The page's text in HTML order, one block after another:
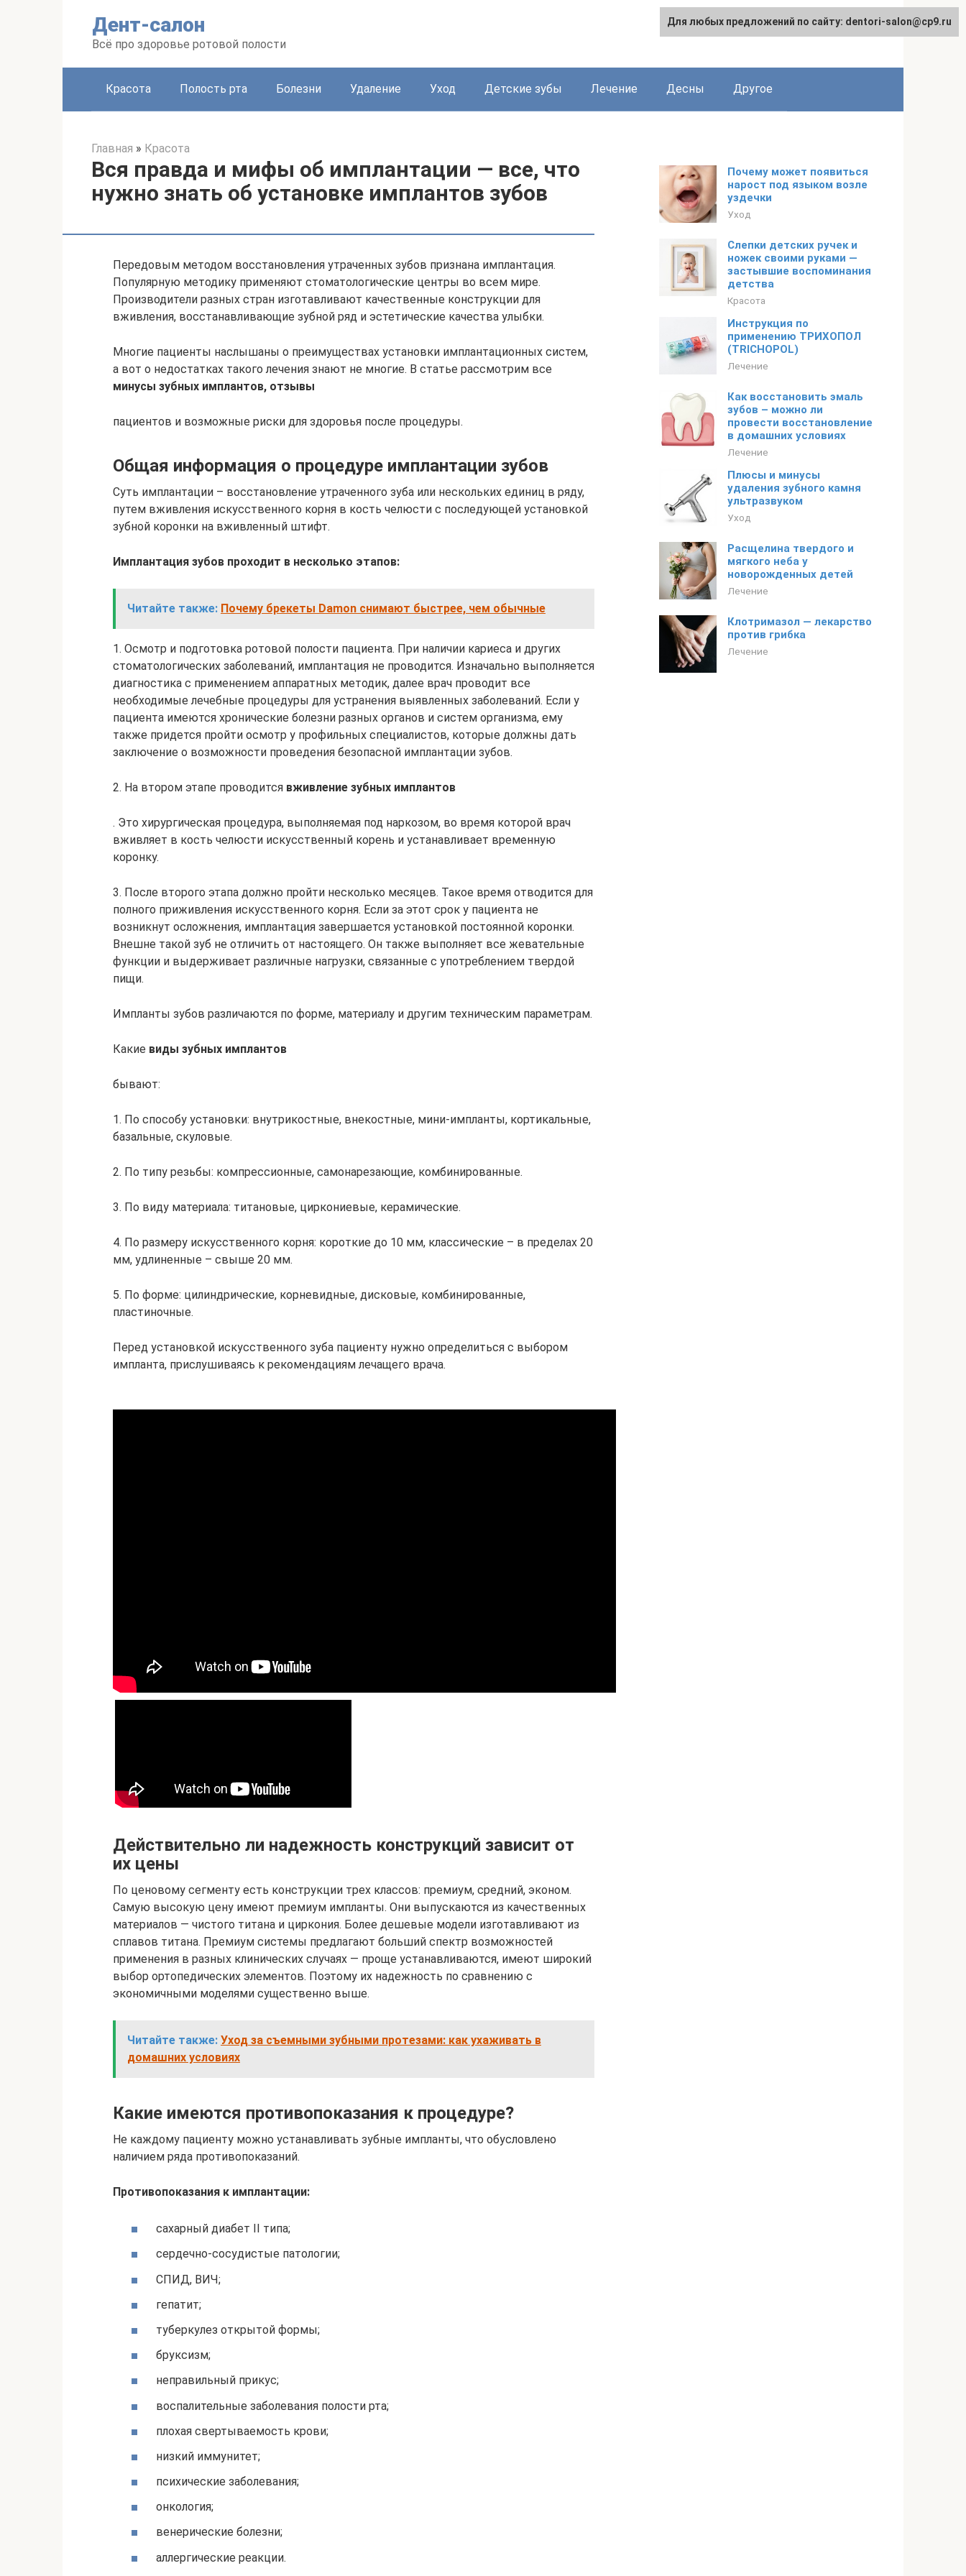
Дент-салон
Всё про здоровье ротовой полости
Красота Полость рта Болезни Удаление Уход Детские зубы Лечение Десны Другое
Главная » Красота
Вся правда и мифы об имплантации — все, что
нужно знать об установке имплантов зубов
Передовым методом восстановления утраченных зубов признана имплантация.
Популярную методику применяют стоматологические центры во всем мире.
Производители разных стран изготавливают качественные конструкции для
вживления, восстанавливающие зубной ряд и эстетические качества улыбки.
Многие пациенты наслышаны о преимуществах установки имплантационных систем,
а вот о недостатках такого лечения знают не многие. В статье рассмотрим все
минусы зубных имплантов, отзывы
пациентов и возможные риски для здоровья после процедуры.
Общая информация о процедуре имплантации зубов
Суть имплантации – восстановление утраченного зуба или нескольких единиц в ряду,
путем вживления искусственного корня в кость челюсти с последующей установкой
зубной коронки на вживленный штифт.
Имплантация зубов проходит в несколько этапов:
Читайте также: Почему брекеты Damon снимают быстрее, чем обычные
1. Осмотр и подготовка ротовой полости пациента. При наличии кариеса и других
стоматологических заболеваний, имплантация не проводится. Изначально выполняется
диагностика с применением аппаратных методик, далее врач проводит все
необходимые лечебные процедуры для устранения выявленных заболеваний. Если у
пациента имеются хронические болезни разных органов и систем организма, ему
также придется пройти осмотр у профильных специалистов, которые должны дать
заключение о возможности проведения безопасной имплантации зубов.
2. На втором этапе проводится вживление зубных имплантов
. Это хирургическая процедура, выполняемая под наркозом, во время которой врач
вживляет в кость челюсти искусственный корень и устанавливает временную
коронку.
3. После второго этапа должно пройти несколько месяцев. Такое время отводится для
полного приживления искусственного корня. Если за этот срок у пациента не
возникнут осложнения, имплантация завершается установкой постоянной коронки.
Внешне такой зуб не отличить от настоящего. Он также выполняет все жевательные
функции и выдерживает различные нагрузки, связанные с употреблением твердой
пищи.
Импланты зубов различаются по форме, материалу и другим техническим параметрам.
Какие виды зубных имплантов
бывают:
1. По способу установки: внутрикостные, внекостные, мини-импланты, кортикальные,
базальные, скуловые.
2. По типу резьбы: компрессионные, самонарезающие, комбинированные.
3. По виду материала: титановые, циркониевые, керамические.
4. По размеру искусственного корня: короткие до 10 мм, классические – в пределах 20
мм, удлиненные – свыше 20 мм.
5. По форме: цилиндрические, корневидные, дисковые, комбинированные,
пластиночные.
Перед установкой искусственного зуба пациенту нужно определиться с выбором
импланта, прислушиваясь к рекомендациям лечащего врача.
Действительно ли надежность конструкций зависит от
их цены
По ценовому сегменту есть конструкции трех классов: премиум, средний, эконом.
Самую высокую цену имеют премиум импланты. Они выпускаются из качественных
материалов — чистого титана и циркония. Более дешевые модели изготавливают из
сплавов титана. Премиум системы предлагают больший спектр возможностей
применения в разных клинических случаях — проще устанавливаются, имеют широкий
выбор ортопедических элементов. Поэтому их надежность по сравнению с
экономичными моделями существенно выше.
Читайте также: Уход за съемными зубными протезами: как ухаживать в
домашних условиях
Какие имеются противопоказания к процедуре?
Не каждому пациенту можно устанавливать зубные импланты, что обусловлено
наличием ряда противопоказаний.
Противопоказания к имплантации:
сахарный диабет II типа;
сердечно-сосудистые патологии;
СПИД, ВИЧ;
гепатит;
туберкулез открытой формы;
бруксизм;
неправильный прикус;
воспалительные заболевания полости рта;
плохая свертываемость крови;
низкий иммунитет;
психические заболевания;
онкология;
венерические болезни;
аллергические реакции.
Почему может появиться
нарост под языком возле
уздечки
Уход
Слепки детских ручек и
ножек своими руками —
застывшие воспоминания
детства
Красота
Инструкция по
применению ТРИХОПОЛ
(TRICHOPOL)
Лечение
Как восстановить эмаль
зубов – можно ли
провести восстановление
в домашних условиях
Лечение
Плюсы и минусы
удаления зубного камня
ультразвуком
Уход
Расщелина твердого и
мягкого неба у
новорожденных детей
Лечение
Клотримазол — лекарство
против грибка
Лечение
Для любых предложений по сайту: dentori-salon@cp9.ru